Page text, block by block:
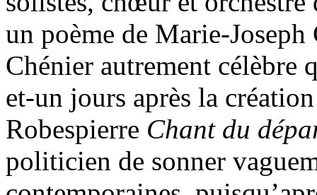
un poème de Marie-
Chénier autrement
et-un jours après la
Robespierre Chant du
politicien de sonner